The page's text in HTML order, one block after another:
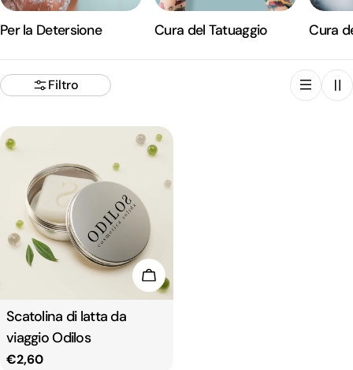
Per la Detersione Cura del Tatuaggio Cura
Filtro
Aggiungi Al Carrello
Tipo:
Scatolina di latta da
viaggio Odilos
Prezzo
€2,60